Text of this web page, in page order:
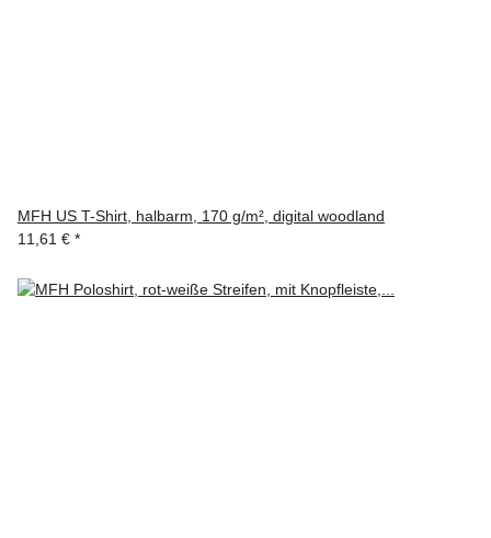
MFH US T-Shirt, halbarm, 170 g/m², digital woodland
11,61 € *